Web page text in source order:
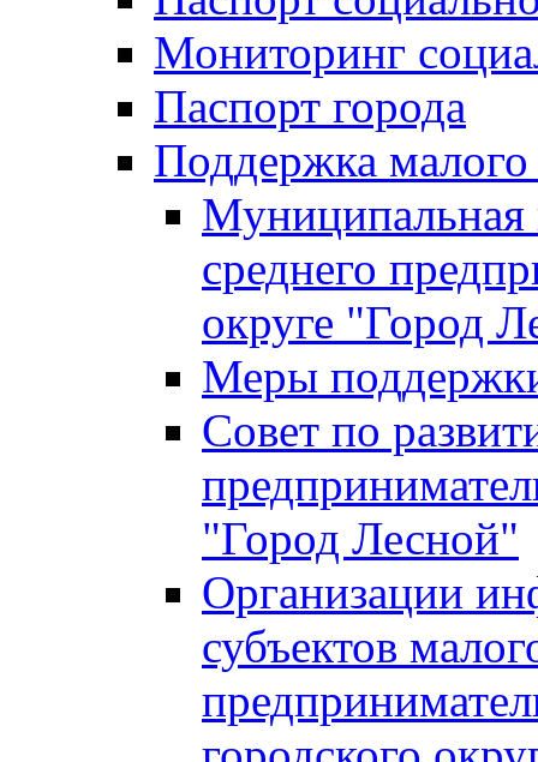
Мониторинг
Паспорт города
Поддержка малого
Муниципальная
среднего
округе "Город
Меры
Совет по
"Город Лесной"
Организации
субъектов